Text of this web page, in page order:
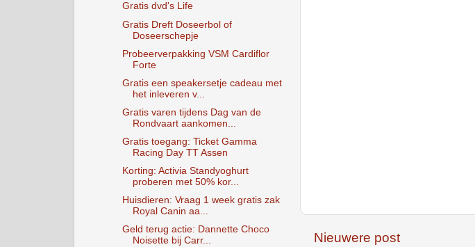
Nieuwere post
Gratis dvd's Life
Gratis Dreft Doseerbol of
Doseerschepje
Probeerverpakking VSM Cardiflor
Forte
Gratis een speakersetje cadeau met
het inleveren v...
Gratis varen tijdens Dag van de
Rondvaart aankomen...
Gratis toegang: Ticket Gamma
Racing Day TT Assen
Korting: Activia Standyoghurt
proberen met 50% kor...
Huisdieren: Vraag 1 week gratis zak
Royal Canin aa...
Geld terug actie: Dannette Choco
Noisette bij Carr...